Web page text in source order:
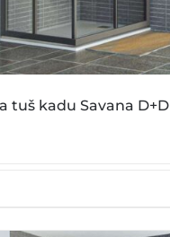
tuš kadu Savana D+D